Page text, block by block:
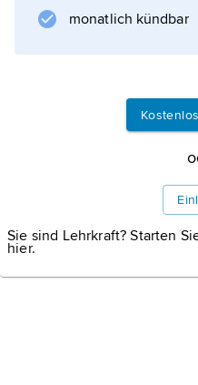
monatlich kündbar
Sie sind Lehrkraft? Starten
hier.